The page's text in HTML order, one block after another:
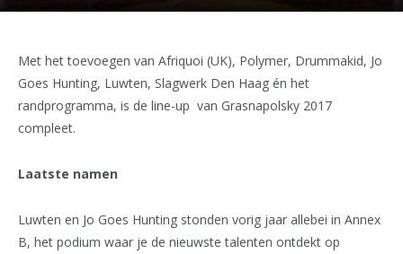
Met het toevoegen van Afriquoi (UK), Polymer, Drummakid, Jo
Goes Hunting, Luwten, Slagwerk Den Haag én het
randprogramma, is de line-up van Grasnapolsky 2017
compleet.
Laatste namen
Luwten en Jo Goes Hunting stonden vorig jaar allebei in Annex
B, het podium waar je de nieuwste talenten ontdekt op